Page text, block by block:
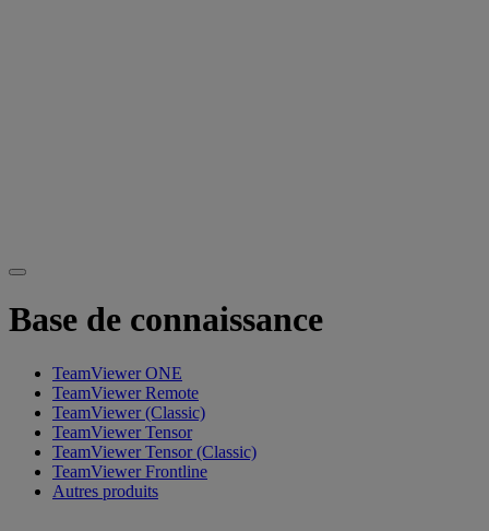
Base de connaissance
TeamViewer ONE
TeamViewer Remote
TeamViewer (Classic)
TeamViewer Tensor
TeamViewer Tensor (Classic)
TeamViewer Frontline
Autres produits